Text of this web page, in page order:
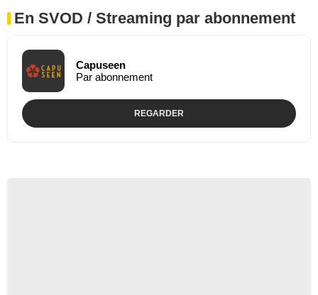
En SVOD / Streaming par abonnement
Capuseen
Par abonnement
REGARDER